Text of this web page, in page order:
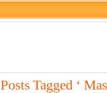
Posts Tagged ‘